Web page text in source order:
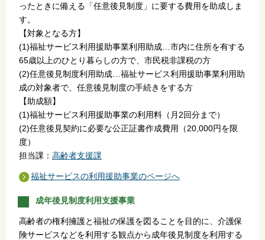
ったときに備える「任意後見制度」に要する費用を助成しま
す。
【対象となる方】
(1)福祉サービス利用援助事業利用助成…市内に住所を有する
65歳以上のひとり暮らしの方で、市民税非課税の方
(2)任意後見制度利用助成…福祉サービス利用援助事業利用助
成の対象者で、任意後見制度の手続きをする方
【助成額】
(1)福祉サービス利用援助事業の利用料（月2回分まで）
(2)任意後見契約に必要な公正証書作成費用（20,000円を限
度）
担当課： 高齢者支援課
福祉サービスの利用援助事業のページへ
成年後見制度利用支援事業
高齢者の権利擁護と福祉の保護を図ることを目的に、介護保
険サービスなどを利用する観点から成年後見制度を利用する